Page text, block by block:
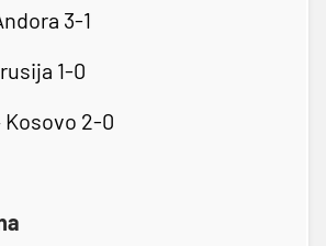
3-1
1-0
Kosovo 2-0